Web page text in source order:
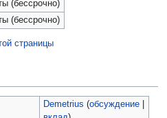
(бессрочно)
(бессрочно)
страницы
Demetrius (обсуждение